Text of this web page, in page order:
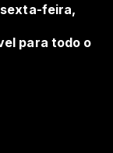
sexta-feira,
para todo o